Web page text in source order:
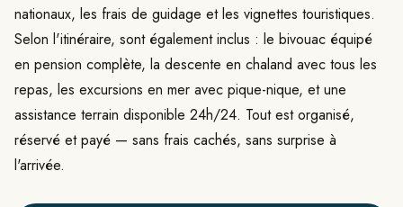
nationaux, les frais de guidage et les vignettes touristiques.
Selon l'itinéraire, sont également inclus : le bivouac équipé
en pension complète, la descente en chaland avec tous les
repas, les excursions en mer avec pique-nique, et une
assistance terrain disponible 24h/24. Tout est organisé,
réservé et payé — sans frais cachés, sans surprise à
l'arrivée.